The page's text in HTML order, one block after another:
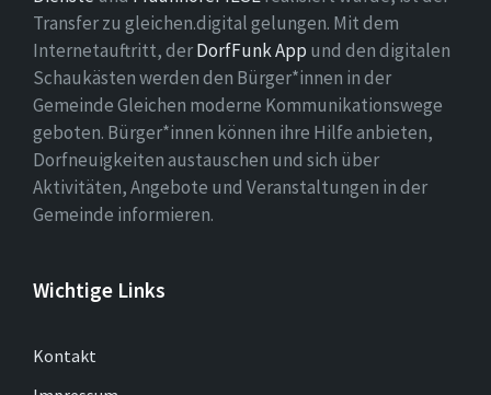
Transfer zu gleichen.digital gelungen. Mit dem
Internetauftritt, derDorfFunk App und den digitalen
Schaukästen werden den Bürger*innen in der
Gemeinde Gleichen moderne Kommunikationswege
geboten. Bürger*innen können ihre Hilfe anbieten,
Dorfneuigkeiten austauschen und sich über
Aktivitäten, Angebote und Veranstaltungen in der
Gemeinde informieren.
Wichtige Links
Kontakt